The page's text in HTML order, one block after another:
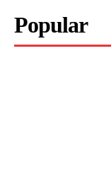
Popular